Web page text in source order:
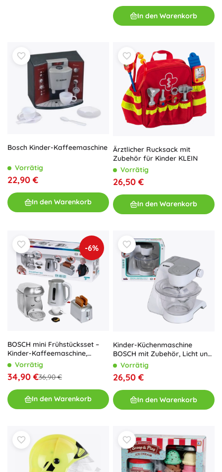
In den Warenkorb
Bosch Kinder-Kaffeemaschine
Vorrätig
22,90 €
In den Warenkorb
Ärztlicher Rucksack mit
Zubehör für Kinder KLEIN
Vorrätig
26,50 €
In den Warenkorb
-6%
BOSCH mini Frühstücksset –
Kinder-Kaffeemaschine,
Toaster und Wasserkocher mit
Geräuschen 3+
Vorrätig
34,90 €36,90 €
In den Warenkorb
Kinder-Küchenmaschine
BOSCH mit Zubehör, Licht und
Sound
Vorrätig
26,50 €
In den Warenkorb